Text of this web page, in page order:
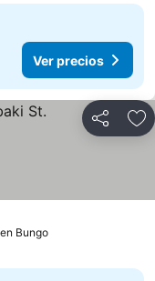
Ver precios
Compartir
BungoVer precios